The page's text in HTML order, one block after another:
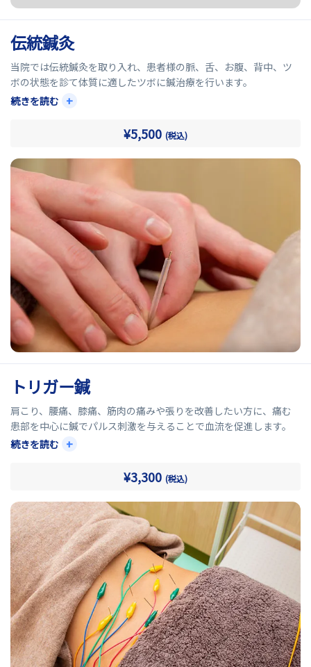
伝統鍼灸
当院では伝統鍼灸を取り入れ、患者様の脈、舌、お腹、背中、ツ
ボの状態を診て体質に適したツボに鍼治療を行います。
自然に体を整えようとするご自身の力(自然治癒力)を引き出す伝統
更年期障害・生理痛・頭痛・冷え性・花粉症・風邪・神経痛・ア
トピー性皮膚炎・めまい・胃痛・便秘・関節痛・かんむし等
続きを読む +
¥5,500 (税込)
トリガー鍼
肩こり、腰痛、膝痛、筋肉の痛みや張りを改善したい方に、痛む
患部を中心に鍼でパルス刺激を与えることで血流を促進します。
痛みを引き起こしている引き金となる「トリガーポイント」にア
続きを読む +
¥3,300 (税込)